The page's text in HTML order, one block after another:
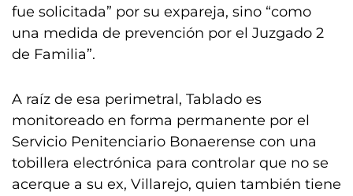
fue solicitada” por su expareja, sino “como
una medida de prevención por el Juzgado 2
de Familia”.
A raíz de esa perimetral, Tablado es
monitoreado en forma permanente por el
Servicio Penitenciario Bonaerense con una
tobillera electrónica para controlar que no se
acerque a su ex, Villarejo, quien también tiene